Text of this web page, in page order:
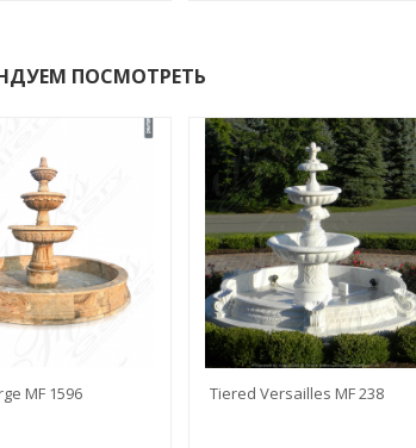
ПОСМОТРЕТЬ
MF 1596 Tiered Versailles MF 238